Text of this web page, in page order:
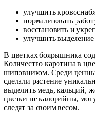
улучшить
нормализовать
восстановить и
улучшить
В цветках боярышника
Количество каротина в
шиповником. Среди
сделали растение
выделить медь, кальций,
цветки не калорийны,
следят за своим весом.